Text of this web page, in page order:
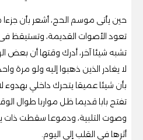
حين يأتى موسم الحج، أشعر بأن
تعود الأصوات القديمة، وتستيقظ فى
تشبه شيئا آخر، أدرك وقتها أن بعض
لا يغادر الذين ذهبوا إليه ولو
بأن شيئا عميقا يتحرك داخلي بهدوء
تفتح بابا قديما ظل مواربا طوال
وصوت التلبية، ودموعا سقطت
أثرها في القلب إلى اليوم.